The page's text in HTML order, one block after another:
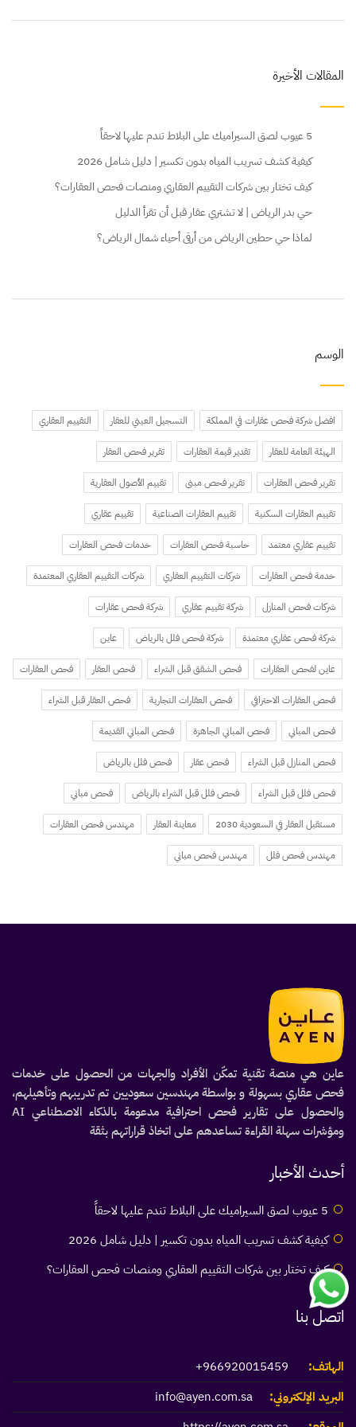
المقالات الأخيرة
5 عيوب لصق السيراميك على البلاط تندم عليها لاحقاً
كيفية كشف تسريب المياه بدون تكسير | دليل شامل 2026
كيف تختار بين شركات التقييم العقاري ومنصات فحص العقارات؟
حي بدر الرياض | لا تشتري عقار قبل أن تقرأ الدليل
لماذا حي حطين الرياض من أرقى أحياء شمال الرياض؟
الوسم
افضل شركة فحص عقارات في المملكة التسجيل العيني للعقار التقييم العقاري
الهيئة العامة للعقار تقدير قيمة العقارات تقرير فحص العقار
تقرير فحص العقارات تقرير فحص مبنى تقييم الأصول العقارية
تقييم العقارات السكنية تقييم العقارات الصناعية تقييم عقاري
تقييم عقاري معتمد حاسبة فحص العقارات خدمات فحص العقارات
خدمة فحص العقارات شركات التقييم العقاري شركات التقييم العقاري المعتمدة
شركات فحص المنازل شركة تقييم عقاري شركة فحص عقارات
شركة فحص عقاري معتمدة شركة فحص فلل بالرياض عاين
عاين لفحص العقارات فحص الشقق قبل الشراء فحص العقار فحص العقارات
فحص العقارات الاحترافي فحص العقارات التجارية فحص العقار قبل الشراء
فحص المباني فحص المباني الجاهزة فحص المباني القديمة
فحص المنازل قبل الشراء فحص عقار فحص فلل بالرياض
فحص فلل قبل الشراء فحص فلل قبل الشراء بالرياض فحص مباني
مستقبل العقار في السعودية 2030 معاينة العقار مهندس فحص العقارات
مهندس فحص فلل مهندس فحص مباني
عاين هي منصة تقنية تمكّن الأفراد والجهات من الحصول على خدمات
فحص عقاري بسهولة و بواسطة مهندسين سعوديين تم تدريبهم وتأهيلهم،
والحصول على تقارير فحص احترافية مدعومة بالذكاء الاصطناعي AI
ومؤشرات سهلة القراءة تساعدهم على اتخاذ قراراتهم بثقة
أحدث الأخبار
5 عيوب لصق السيراميك على البلاط تندم عليها لاحقاً
كيفية كشف تسريب المياه بدون تكسير | دليل شامل 2026
كيف تختار بين شركات التقييم العقاري ومنصات فحص العقارات؟
اتصل بنا
الهاتف:
966920015459+
البريد الإلكتروني:
info@ayen.com.sa